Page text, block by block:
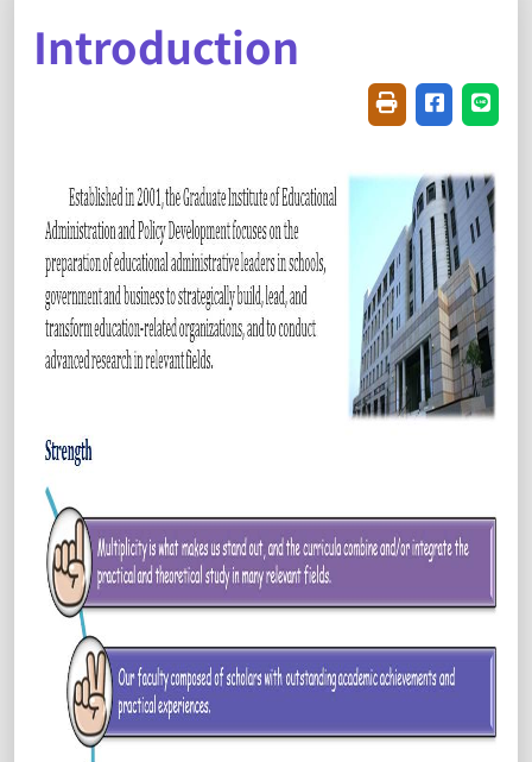
Introduction
FriendlyShare on